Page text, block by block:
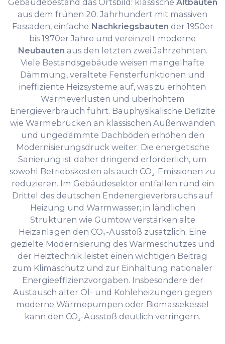
aus dem frühen 20. Jahrhundert mit massiven
Fassaden, einfache Nachkriegsbauten der 1950er
bis 1970er Jahre und vereinzelt moderne
Neubauten aus den letzten zwei Jahrzehnten.
Viele Bestandsgebäude weisen mangelhafte
Dämmung, veraltete Fensterfunktionen und
ineffiziente Heizsysteme auf, was zu erhöhten
Wärmeverlusten und überhöhtem
Energieverbrauch führt. Bauphysikalische Defizite
wie Wärmebrücken an klassischen Außenwänden
und ungedämmte Dachböden erhöhen den
Modernisierungsdruck weiter. Die energetische
Sanierung ist daher dringend erforderlich, um
sowohl Betriebskosten als auch CO₂-Emissionen zu
reduzieren. Im Gebäudesektor entfallen rund ein
Drittel des deutschen Endenergieverbrauchs auf
Heizung und Warmwasser; in ländlichen
Strukturen wie Gumtow verstärken alte
Heizanlagen den CO₂-Ausstoß zusätzlich. Eine
gezielte Modernisierung des Wärmeschutzes und
der Heiztechnik leistet einen wichtigen Beitrag
zum Klimaschutz und zur Einhaltung nationaler
Energieeffizienzvorgaben. Insbesondere der
Austausch alter Öl- und Kohleheizungen gegen
moderne Wärmepumpen oder Biomassekessel
kann den CO₂-Ausstoß deutlich verringern.